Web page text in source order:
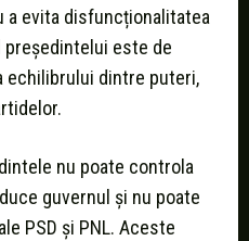
a evita disfuncționalitatea
este de
echilibrului dintre puteri,
nu poate controla
guvernul și nu poate
PSD și PNL. Aceste